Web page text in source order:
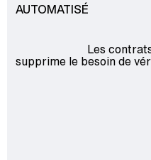
AUTOMATISÉ
Les
supprime le besoin de